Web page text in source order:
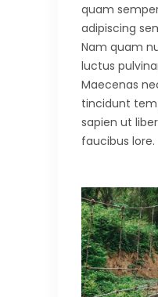
quam
adipiscing
Nam quam
luctus
Maecenas
tincidunt tem
sapien ut
faucibus lore.